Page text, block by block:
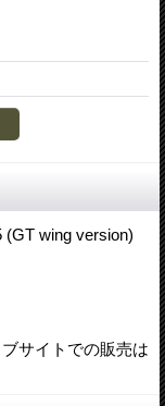
(GT wing version)
サイトでの販売は